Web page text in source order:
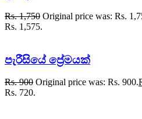
Rs.1,750 Original price was: Rs.
Rs. 1,575.
පැරීසියේ ප්‍රේමයක්
Rs.900 Original price was: Rs. 900.
Rs. 720.